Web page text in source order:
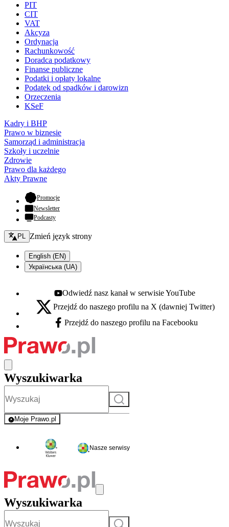
PIT
CIT
VAT
Akcyza
Ordynacja
Rachunkowość
Doradca podatkowy
Finanse publiczne
Podatki i opłaty lokalne
Podatek od spadków i darowizn
Orzeczenia
KSeF
Kadry i BHP
Prawo w biznesie
Samorząd i administracja
Szkoły i uczelnie
Zdrowie
Prawo dla każdego
Akty Prawne
Promocje- otwiera się w nowej karcie
Newsletter
Podcasty
Zmień język - bieżący:
PL Zmień język strony
English (EN)
Українська (UA)
Youtube - otwiera się w nowej karcie
Odwiedź nasz kanał w serwisie YouTube
X - otwiera się w nowej karcie
Przejdź do naszego profilu na X (dawniej Twitter)
Facebook - otwiera się w nowej karcie
Przejdź do naszego profilu na Facebooku
Wyszukiwarka
Szukaj
Moje Prawo.pl
- rejestracja i logowanie do serwisu
Nasze serwisy
Wyszukiwarka
Szukaj